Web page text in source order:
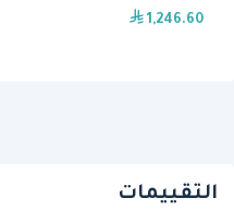
1,246.60
التقييمات